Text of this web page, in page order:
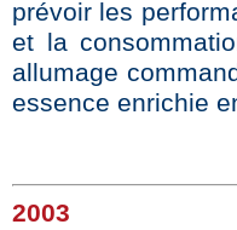
prévoir les
et la
allumage
essence enrichie
2003